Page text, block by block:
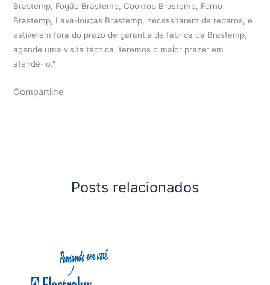
Brastemp, Fogão Brastemp, Cooktop Brastemp, Forno
Brastemp, Lava-louças Brastemp, necessitarem de reparos, e
estiverem fora do prazo de garantia de fábrica da Brastemp,
agende uma visita técnica, teremos o maior prazer em
atendê-lo.”
Compartilhe
Posts relacionados